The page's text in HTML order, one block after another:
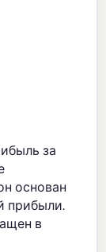
за
основан
прибыли.
в